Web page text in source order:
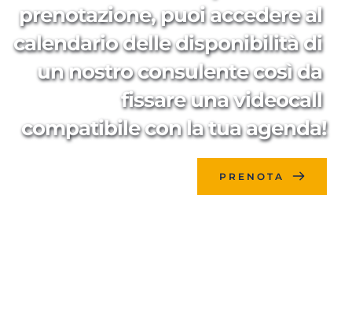
prenotazione, puoi accedere al
calendario delle disponibilità di
un nostro consulente così da
fissare una videocall
compatibile con la tua agenda!
PRENOTA